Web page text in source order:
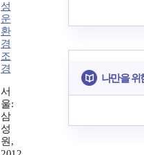
성
운
환
경
조
경
서
울:
삼
성
원,
나만을 위